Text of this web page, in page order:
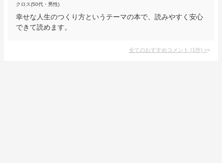
クロス(50代・男性)
幸せな人生のつくり方というテーマの本で、読みやすく安心
できて読めます。
全てのおすすめコメント (1件) >